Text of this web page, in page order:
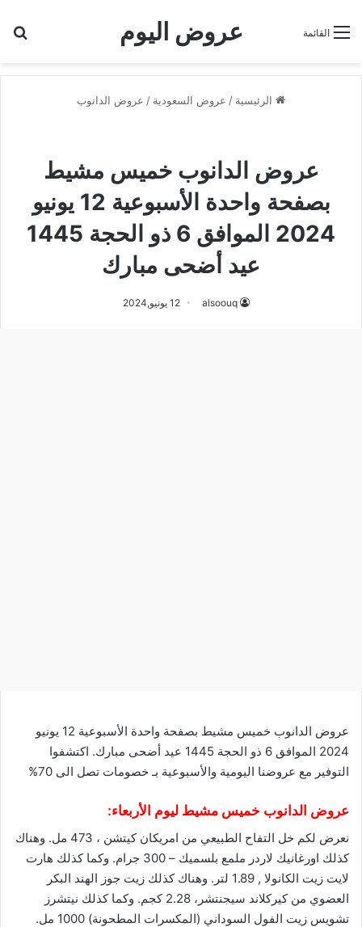
عروض اليوم القائمة
الرئيسية / عروض السعودية / عروض الدانوب
عروض الدانوب خميس مشيط
بصفحة واحدة الأسبوعية 12 يونيو
2024 الموافق 6 ذو الحجة 1445
عيد أضحى مبارك
alsoouq 12 يونيو,2024
عروض الدانوب خميس مشيط بصفحة واحدة الأسبوعية 12 يونيو
2024 الموافق 6 ذو الحجة 1445 عيد أضحى مبارك. اكتشفوا
التوفير مع عروضنا اليومية والأسبوعية بـ خصومات تصل الى 70%
عروض الدانوب خميس مشيط ليوم الأربعاء:
نعرض لكم خل التفاح الطبيعي من امريكان كيتشن ، 473 مل. وهناك
كذلك اورغانيك لاردر ملمع بلسميك – 300 جرام. وكما كذلك هارت
لايت زيت الكانولا , 1.89 لتر. وهناك كذلك زيت جوز الهند البكر
العضوي من كيركلاند سيجنتشر، 2.28 كجم. وكما كذلك نيتشرز
تشويس زيت الفول السوداني (المكسرات المطحونة) 1000 مل.